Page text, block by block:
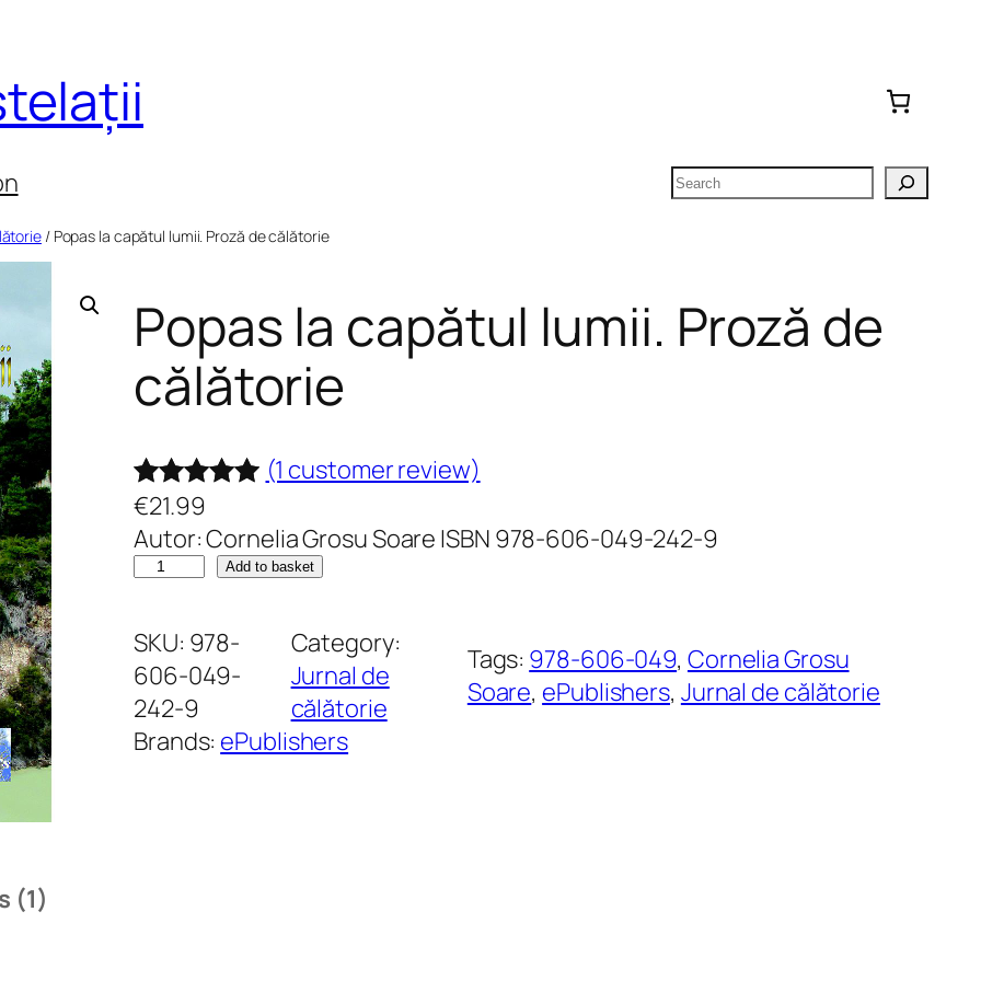
Search
/ Popas la capătul lumii. Proză de călătorie
Popas la capătul lumii. Proză de
călătorie
Rated5.00
out of 5
based on
1
rating
(1 customer review)
€21.99
Autor: Cornelia Grosu Soare ISBN 978-606-049-242-9
P
p
a
s
l
Add to basket
SKU: 978-
606-049-
242-9
Category:
Jurnal de
călătorie
Tags: 978-606-049, Cornelia Grosu
Soare, ePublishers, Jurnal de călătorie
Brands: ePublishers
(1)